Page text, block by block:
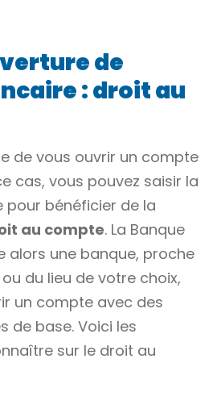
de
: droit au
de vous ouvrir un compte
cas, vous pouvez saisir la
pour bénéficier de la
au compte. La Banque
alors une banque, proche
du lieu de votre choix,
un compte avec des
de base. Voici les
sur le droit au